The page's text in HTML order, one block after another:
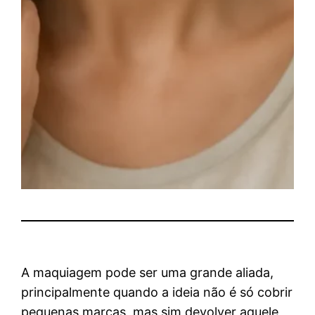
A maquiagem pode ser uma grande aliada,
principalmente quando a ideia não é só cobrir
pequenas marcas, mas sim devolver aquele